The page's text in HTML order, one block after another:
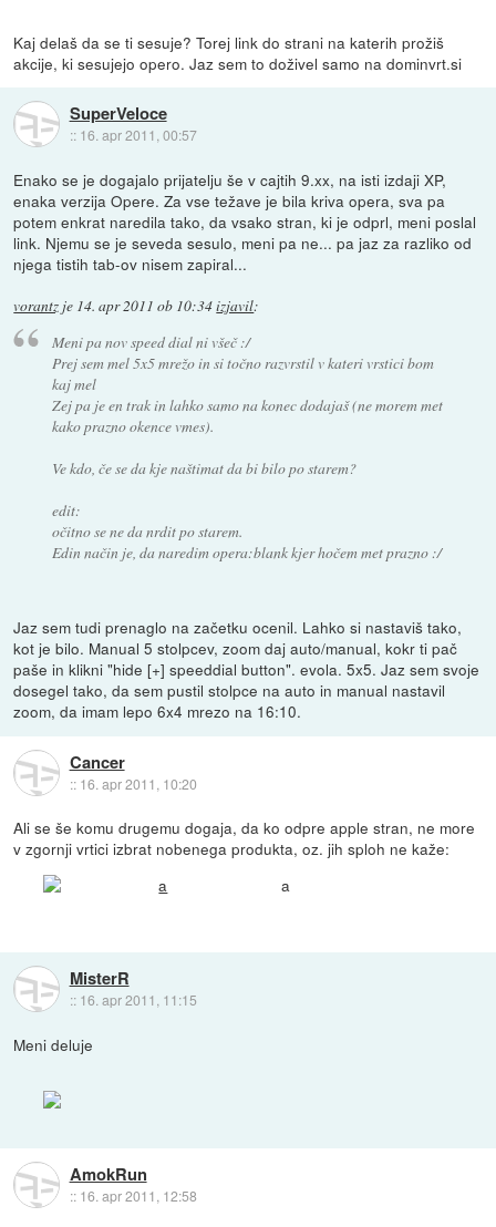
Kaj delaš da se ti sesuje? Torej link do strani na katerih prožiš
akcije, ki sesujejo opero. Jaz sem to doživel samo na dominvrt.si
SuperVeloce
:: 16. apr 2011, 00:57
Enako se je dogajalo prijatelju še v cajtih 9.xx, na isti izdaji XP,
enaka verzija Opere. Za vse težave je bila kriva opera, sva pa
potem enkrat naredila tako, da vsako stran, ki je odprl, meni poslal
link. Njemu se je seveda sesulo, meni pa ne... pa jaz za razliko od
njega tistih tab-ov nisem zapiral...
vorantz je 14. apr 2011 ob 10:34izjavil:
Meni pa nov speed dial ni všeč :/
Prej sem mel 5x5 mrežo in si točno razvrstil v kateri vrstici bom
kaj mel
Zej pa je en trak in lahko samo na konec dodajaš (ne morem met
kako prazno okence vmes).
Ve kdo, če se da kje naštimat da bi bilo po starem?
edit:
očitno se ne da nrdit po starem.
Edin način je, da naredim opera:blank kjer hočem met prazno :/
Jaz sem tudi prenaglo na začetku ocenil. Lahko si nastaviš tako,
kot je bilo. Manual 5 stolpcev, zoom daj auto/manual, kokr ti pač
paše in klikni "hide [+] speeddial button". evola. 5x5. Jaz sem svoje
dosegel tako, da sem pustil stolpce na auto in manual nastavil
zoom, da imam lepo 6x4 mrezo na 16:10.
Cancer
:: 16. apr 2011, 10:20
Ali se še komu drugemu dogaja, da ko odpre apple stran, ne more
v zgornji vrtici izbrat nobenega produkta, oz. jih sploh ne kaže:
a
MisterR
:: 16. apr 2011, 11:15
Meni deluje
AmokRun
:: 16. apr 2011, 12:58